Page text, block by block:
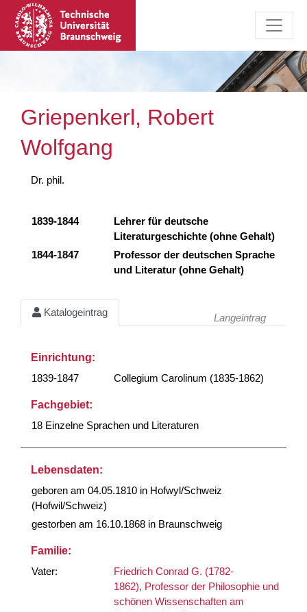
Griepenkerl, Robert
Wolfgang
Dr. phil.
1839-1844
Lehrer für deutsche
Literaturgeschichte (ohne Gehalt)
1844-1847
Professor der deutschen Sprache
und Literatur (ohne Gehalt)
Katalogeintrag Langeintrag
Einrichtung:
1839-1847
Collegium Carolinum (1835-1862)
Fachgebiet:
18 Einzelne Sprachen und Literaturen
Lebensdaten:
geboren am 04.05.1810 in Hofwyl/Schweiz
(Hofwil/Schweiz)
gestorben am 16.10.1868 in Braunschweig
Familie:
Vater:
Friedrich Conrad G. (1782-
1862), Professor der Philosophie und
schönen Wissenschaften am